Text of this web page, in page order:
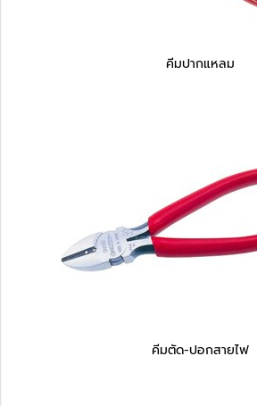
คีมปากแหลม
คีมตัด-ปอกสายไฟ